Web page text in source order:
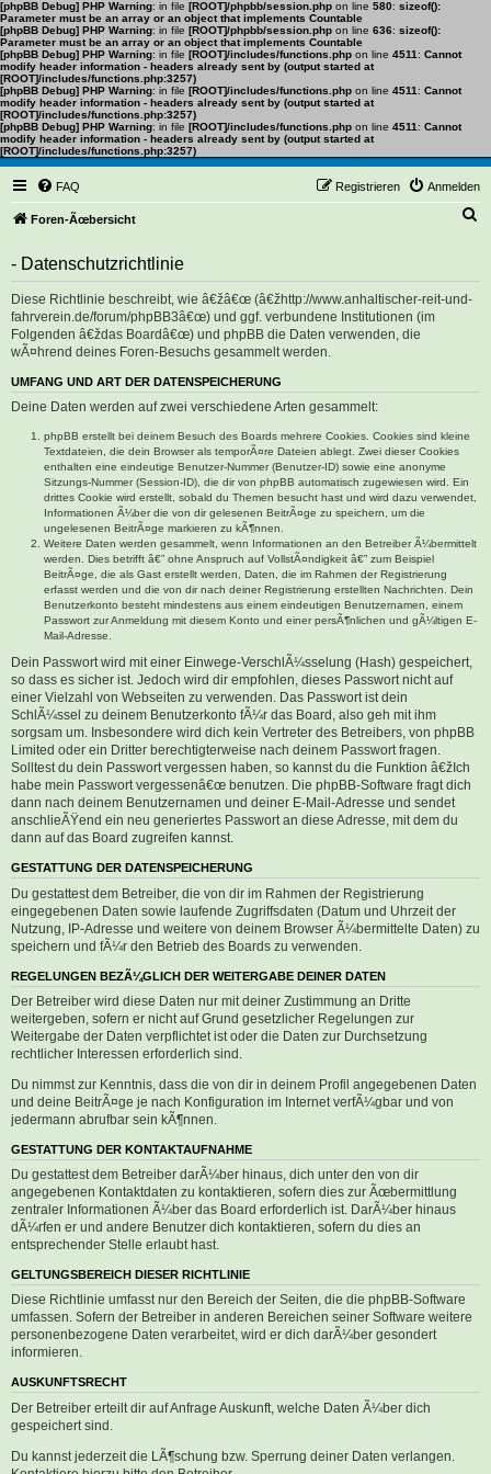
[phpBB Debug] PHP Warning: in file [ROOT]/phpbb/session.php on line 580: sizeof():
Parameter must be an array or an object that implements Countable
[phpBB Debug] PHP Warning: in file [ROOT]/phpbb/session.php on line 636: sizeof():
Parameter must be an array or an object that implements Countable
[phpBB Debug] PHP Warning: in file [ROOT]/includes/functions.php on line 4511 : Cannot
modify header information - headers already sent by (output started at
[ROOT]/includes/functions.php:3257)
[phpBB Debug] PHP Warning: in file [ROOT]/includes/functions.php on line 4511 : Cannot
modify header information - headers already sent by (output started at
[ROOT]/includes/functions.php:3257)
[phpBB Debug] PHP Warning: in file [ROOT]/includes/functions.php on line 4511 : Cannot
modify header information - headers already sent by (output started at
[ROOT]/includes/functions.php:3257)
FAQ Anmelden
Registrieren
Foren-Ãœbersicht
- Datenschutzrichtlinie
Diese Richtlinie beschreibt, wie â€žâ€œ (â€žhttp://www.anhaltischer-reit-und-
fahrverein.de/forum/phpBB3â€œ) und ggf. verbundene Institutionen (im
Folgenden â€ždas Boardâ€œ) und phpBB die Daten verwenden, die
wÃ¤hrend deines Foren-Besuchs gesammelt werden.
UMFANG UND ART DER DATENSPEICHERUNG
Deine Daten werden auf zwei verschiedene Arten gesammelt:
phpBB erstellt bei deinem Besuch des Boards mehrere Cookies. Cookies sind kleine
Textdateien, die dein Browser als temporÃ¤re Dateien ablegt. Zwei dieser Cookies
enthalten eine eindeutige Benutzer-Nummer (Benutzer-ID) sowie eine anonyme
Sitzungs-Nummer (Session-ID), die dir von phpBB automatisch zugewiesen wird. Ein
drittes Cookie wird erstellt, sobald du Themen besucht hast und wird dazu verwendet,
Informationen Ã¼ber die von dir gelesenen BeitrÃ¤ge zu speichern, um die
ungelesenen BeitrÃ¤ge markieren zu kÃ¶nnen.
Weitere Daten werden gesammelt, wenn Informationen an den Betreiber Ã¼bermittelt
werden. Dies betrifft â€” ohne Anspruch auf VollstÃ¤ndigkeit â€” zum Beispiel
BeitrÃ¤ge, die als Gast erstellt werden, Daten, die im Rahmen der Registrierung
erfasst werden und die von dir nach deiner Registrierung erstellten Nachrichten. Dein
Benutzerkonto besteht mindestens aus einem eindeutigen Benutzernamen, einem
Passwort zur Anmeldung mit diesem Konto und einer persÃ¶nlichen und gÃ¼ltigen E-
Mail-Adresse.
Dein Passwort wird mit einer Einwege-VerschlÃ¼sselung (Hash) gespeichert,
so dass es sicher ist. Jedoch wird dir empfohlen, dieses Passwort nicht auf
einer Vielzahl von Webseiten zu verwenden. Das Passwort ist dein
SchlÃ¼ssel zu deinem Benutzerkonto fÃ¼r das Board, also geh mit ihm
sorgsam um. Insbesondere wird dich kein Vertreter des Betreibers, von phpBB
Limited oder ein Dritter berechtigterweise nach deinem Passwort fragen.
Solltest du dein Passwort vergessen haben, so kannst du die Funktion â€žIch
habe mein Passwort vergessenâ€œ benutzen. Die phpBB-Software fragt dich
dann nach deinem Benutzernamen und deiner E-Mail-Adresse und sendet
anschlieÃŸend ein neu generiertes Passwort an diese Adresse, mit dem du
dann auf das Board zugreifen kannst.
GESTATTUNG DER DATENSPEICHERUNG
Du gestattest dem Betreiber, die von dir im Rahmen der Registrierung
eingegebenen Daten sowie laufende Zugriffsdaten (Datum und Uhrzeit der
Nutzung, IP-Adresse und weitere von deinem Browser Ã¼bermittelte Daten) zu
speichern und fÃ¼r den Betrieb des Boards zu verwenden.
REGELUNGEN BEZÃ¼GLICH DER WEITERGABE DEINER DATEN
Der Betreiber wird diese Daten nur mit deiner Zustimmung an Dritte
weitergeben, sofern er nicht auf Grund gesetzlicher Regelungen zur
Weitergabe der Daten verpflichtet ist oder die Daten zur Durchsetzung
rechtlicher Interessen erforderlich sind.
Du nimmst zur Kenntnis, dass die von dir in deinem Profil angegebenen Daten
und deine BeitrÃ¤ge je nach Konfiguration im Internet verfÃ¼gbar und von
jedermann abrufbar sein kÃ¶nnen.
GESTATTUNG DER KONTAKTAUFNAHME
Du gestattest dem Betreiber darÃ¼ber hinaus, dich unter den von dir
angegebenen Kontaktdaten zu kontaktieren, sofern dies zur Ãœbermittlung
zentraler Informationen Ã¼ber das Board erforderlich ist. DarÃ¼ber hinaus
dÃ¼rfen er und andere Benutzer dich kontaktieren, sofern du dies an
entsprechender Stelle erlaubt hast.
GELTUNGSBEREICH DIESER RICHTLINIE
Diese Richtlinie umfasst nur den Bereich der Seiten, die die phpBB-Software
umfassen. Sofern der Betreiber in anderen Bereichen seiner Software weitere
personenbezogene Daten verarbeitet, wird er dich darÃ¼ber gesondert
informieren.
AUSKUNFTSRECHT
Der Betreiber erteilt dir auf Anfrage Auskunft, welche Daten Ã¼ber dich
gespeichert sind.
Du kannst jederzeit die LÃ¶schung bzw. Sperrung deiner Daten verlangen.